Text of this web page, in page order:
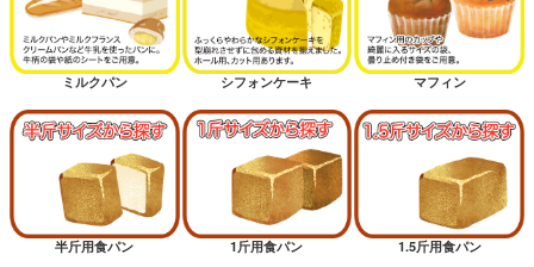
ミルクパン シフォンケーキ マフィン
半斤用食パン 1斤用食パン 1.5斤用食パン